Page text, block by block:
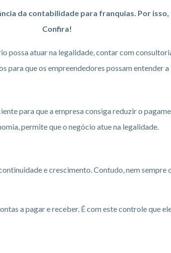
da contabilidade para franquias. Por
Confira!
possa atuar na legalidade, contar com
para que os empreendedores possam entender
para que a empresa consiga reduzir o
permite que o negócio atue na legalidade.
e crescimento. Contudo, nem
a pagar e receber. É com este controle que